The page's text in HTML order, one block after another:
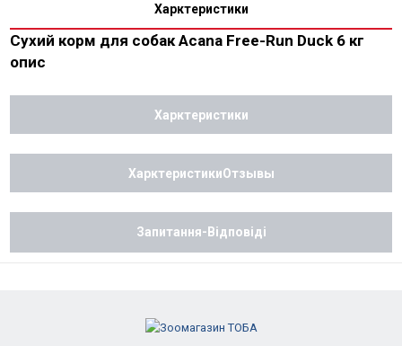
Харктеристики
Сухий корм для собак Acana Free-Run Duck 6 кг
опис
Харктеристики
ХарктеристикиОтзывы
Запитання-Відповіді